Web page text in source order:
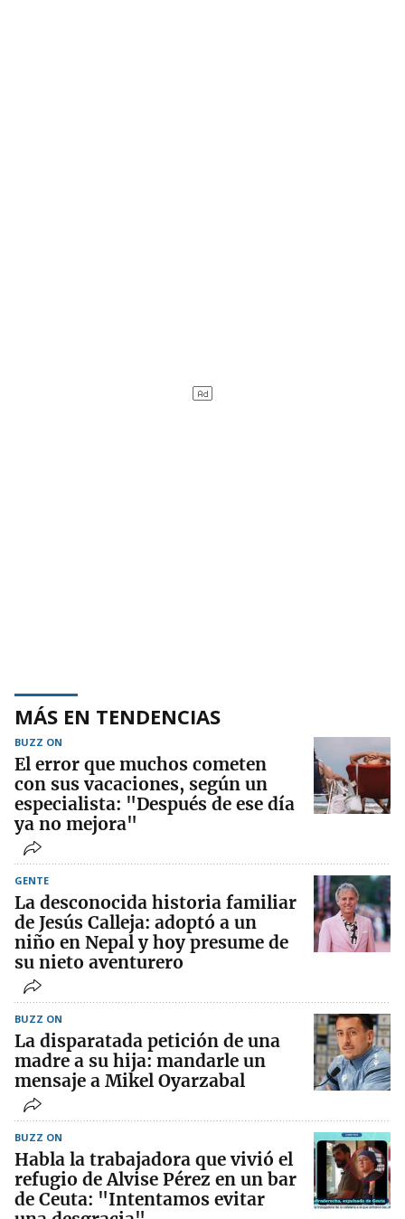
MÁS EN TENDENCIAS
BUZZ ON
El error que muchos cometen
con sus vacaciones, según un
especialista: "Después de ese día
ya no mejora"
GENTE
La desconocida historia familiar
de Jesús Calleja: adoptó a un
niño en Nepal y hoy presume de
su nieto aventurero
BUZZ ON
La disparatada petición de una
madre a su hija: mandarle un
mensaje a Mikel Oyarzabal
BUZZ ON
Habla la trabajadora que vivió el
refugio de Alvise Pérez en un bar
de Ceuta: "Intentamos evitar